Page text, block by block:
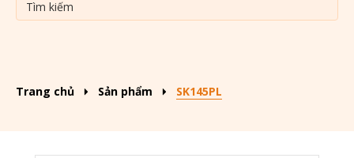
Trang chủ Sản phẩm SK145PL